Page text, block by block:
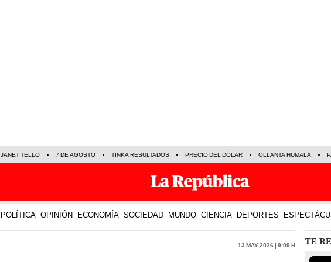
JANET TELLO 7 DE AGOSTO TINKA RESULTADOS PRECIO DEL DÓLAR OLLANTA HUMALA
POLÍTICA OPINIÓN ECONOMÍA SOCIEDAD MUNDO CIENCIA DEPORTES
13 May 2026 | 9:09 h TE